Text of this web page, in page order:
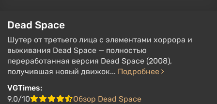
Dead Space
Шутер от третьего лица с элементами хоррора и
выживания Dead Space — полностью
переработанная версия Dead Space (2008),
получившая новый движок... Подробнее
VGTimes:
9.0/10
Обзор Dead Space